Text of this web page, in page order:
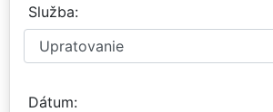
Služba
Dátum